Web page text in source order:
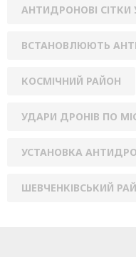
АНТИДРОНОВІ СІТКИ
ВСТАНОВЛЮЮТЬ
КОСМІЧНИЙ РАЙОН
УДАРИ ДРОНІВ ПО
УСТАНОВКА
ШЕВЧЕНКІВСЬКИЙ